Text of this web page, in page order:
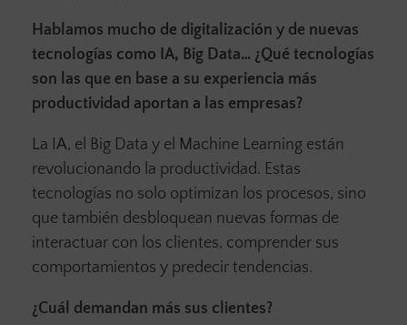
Hablamos mucho de digitalización y de nuevas
tecnologías como IA, Big Data… ¿Qué tecnologías
son las que en base a su experiencia más
productividad aportan a las empresas?
La IA, el Big Data y el Machine Learning están
revolucionando la productividad. Estas
tecnologías no solo optimizan los procesos, sino
que también desbloquean nuevas formas de
interactuar con los clientes, comprender sus
comportamientos y predecir tendencias.
¿Cuál demandan más sus clientes?